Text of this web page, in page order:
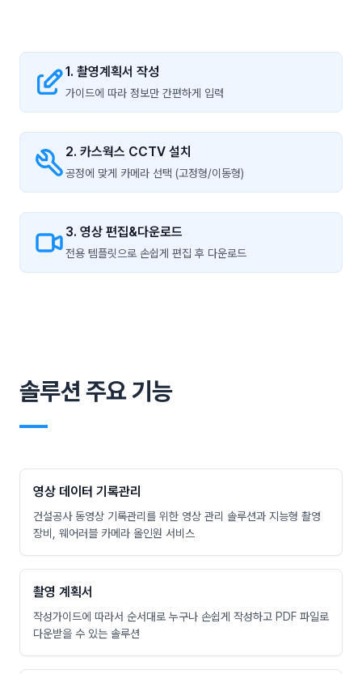
1. 촬영계획서 작성
가이드에 따라 정보만 간편하게 입력
2. 카스웍스 CCTV 설치
공정에 맞게 카메라 선택 (고정형/이동형)
3. 영상 편집&다운로드
전용 템플릿으로 손쉽게 편집 후 다운로드
솔루션 주요 기능
―
영상 데이터 기록관리
건설공사 동영상 기록관리를 위한 영상 관리 솔루션과 지능형 촬영
장비, 웨어러블 카메라 올인원 서비스
촬영 계획서
작성가이드에 따라서 순서대로 누구나 손쉽게 작성하고 PDF 파일로
다운받을 수 있는 솔루션